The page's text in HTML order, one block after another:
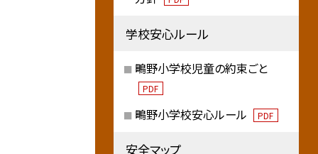
学校安心ルール
鴫野小学校児童の約束ごと
PDF
鴫野小学校安心ルール PDF
安全マップ